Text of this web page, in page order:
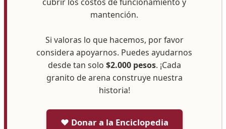
cubrir los costos de funcionamiento y
mantención.
Si valoras lo que hacemos, por favor
considera apoyarnos. Puedes ayudarnos
desde tan solo $2.000 pesos. ¡Cada
granito de arena construye nuestra
historia!
❤️ Donar a la Enciclopedia